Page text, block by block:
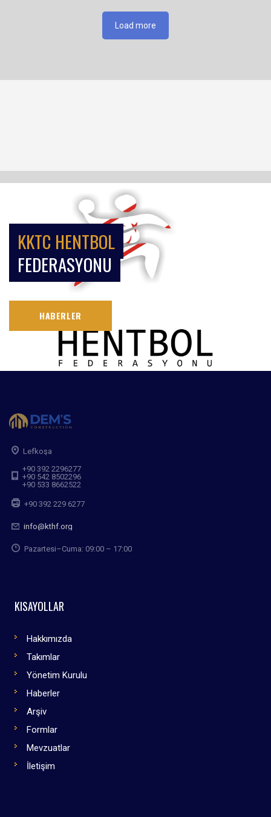
Load more
KKTC HENTBOL
FEDERASYONU
HABERLER
Lefkoşa
+90 392 2296277
+90 542 8502296
+90 533 8662522
+90 392 229 6277
info@kthf.org
Pazartesi–Cuma: 09:00 – 17:00
KISAYOLLAR
Hakkımızda
Takımlar
Yönetim Kurulu
Haberler
Arşiv
Formlar
Mevzuatlar
İletişim